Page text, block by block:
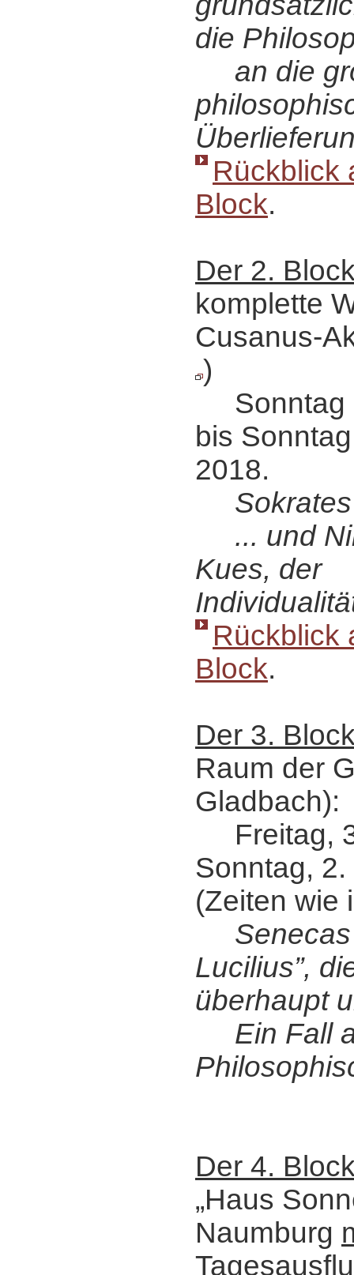
die
an die
Rückblick
Block.
Der 2.
komplette
Cusanus-
)
Sonntag
bis
2018.
Sokrates
... und
Kues, der
Rückblick
Block.
Der 3.
Raum der
Gladbach):
Freitag,
Sonntag,
(Zeiten wie
Lucilius”,
überhaupt
Ein Fall
Der 4.
„Haus
Naumburg